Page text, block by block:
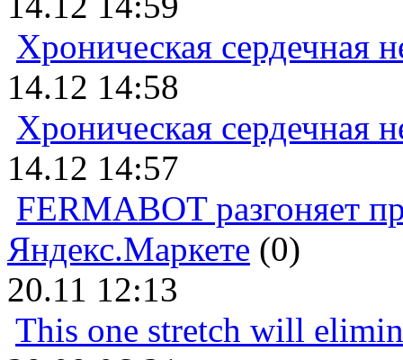
Хроническая сердечная
14.12 14:58
Хроническая сердечная
14.12 14:57
FERMABOT разгоняет
Яндекс.Маркете (0)
20.11 12:13
This one stretch will